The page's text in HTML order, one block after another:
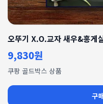
오뚜기 X.O.교자 새우&홍게
9,830원
쿠팡 골드박스 상품
구